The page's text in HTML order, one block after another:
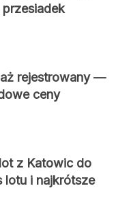
rejestrowany —
ceny
z Katowic do
i najkrótsze